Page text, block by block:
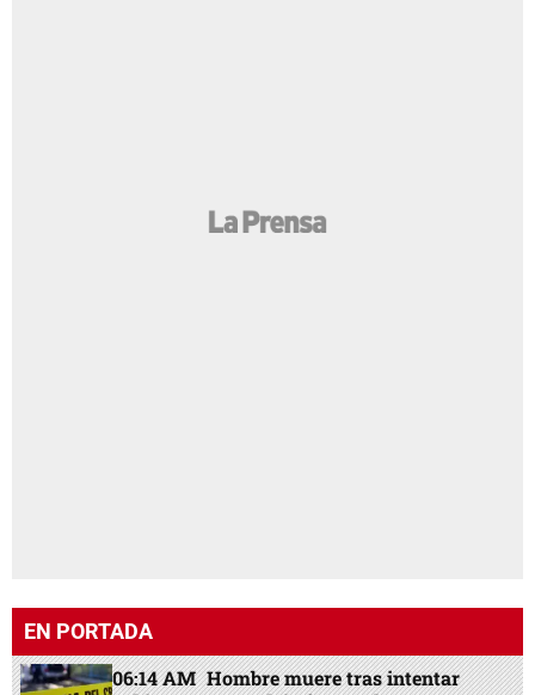
EN PORTADA
06:14 AM Hombre muere tras intentar